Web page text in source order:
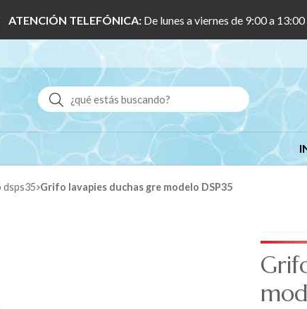
TELEFÓNICA: De lunes a viernes de 9:00 a
Buscar
dsps35 Grifo lavapies duchas gre modelo DSP35